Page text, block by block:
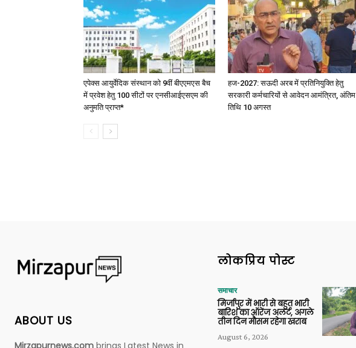
एपेक्स आयुर्वेदिक संस्थान को 9वीं बीएएमएस बैच
में प्रवेश हेतु 100 सीटों पर एनसीआईएसएम की
अनुमति प्राप्त*
हज-2027: सऊदी अरब में प्रतिनियुक्ति हेतु
सरकारी कर्मचारियों से आवेदन आमंत्रित, अंतिम
तिथि 10 अगस्त
ABOUT US
Mirzapurnews.com brings Latest News in
लोकप्रिय पोस्ट
समाचार
मिर्जापुर में भारी से बहुत भारी
बारिश का ऑरेंज अलर्ट, अगले
तीन दिन मौसम रहेगा खराब
August 6, 2026